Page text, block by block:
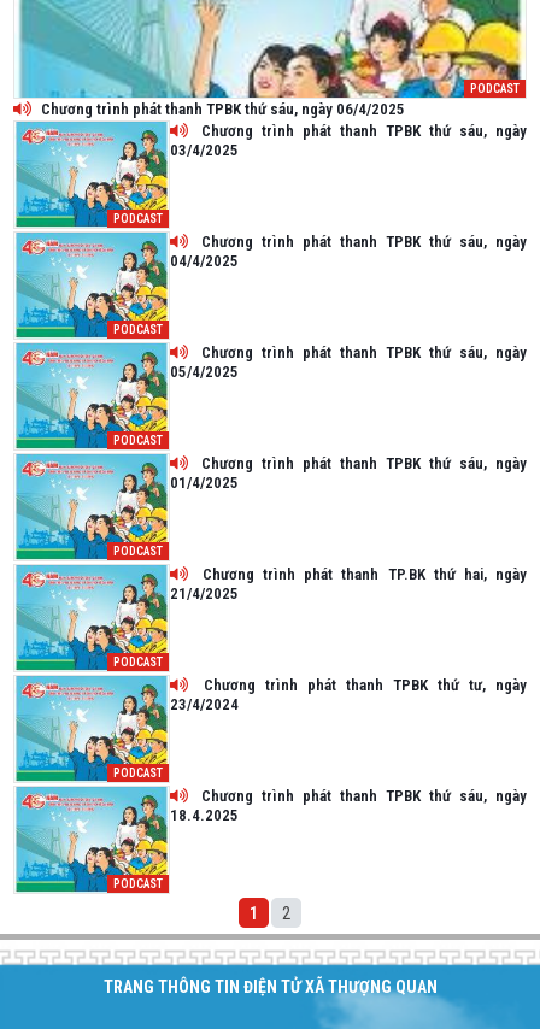
PODCAST
Chương trình phát thanh TPBK thứ sáu, ngày 06/4/2025
PODCAST
Chương trình phát thanh TPBK thứ sáu, ngày
03/4/2025
PODCAST
Chương trình phát thanh TPBK thứ sáu, ngày
04/4/2025
PODCAST
Chương trình phát thanh TPBK thứ sáu, ngày
05/4/2025
PODCAST
Chương trình phát thanh TPBK thứ sáu, ngày
01/4/2025
PODCAST
Chương trình phát thanh TP.BK thứ hai, ngày
21/4/2025
PODCAST
Chương trình phát thanh TPBK thứ tư, ngày
23/4/2024
PODCAST
Chương trình phát thanh TPBK thứ sáu, ngày
18.4.2025
1 2
TRANG THÔNG TIN ĐIỆN TỬ XÃ THƯỢNG QUAN